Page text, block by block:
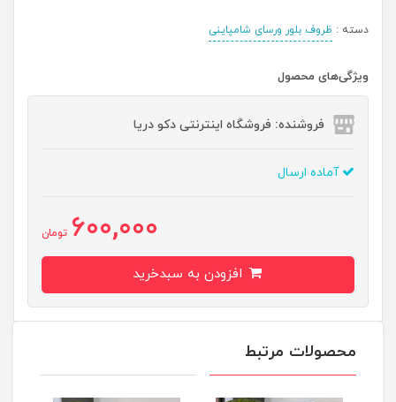
دسته : ظروف بلور ورسای شامپاینی
ویژگی‌های محصول
فروشنده: فروشگاه اینترنتی دکو دریا
آماده ارسال
600,000 تومان
محصولات مرتبط